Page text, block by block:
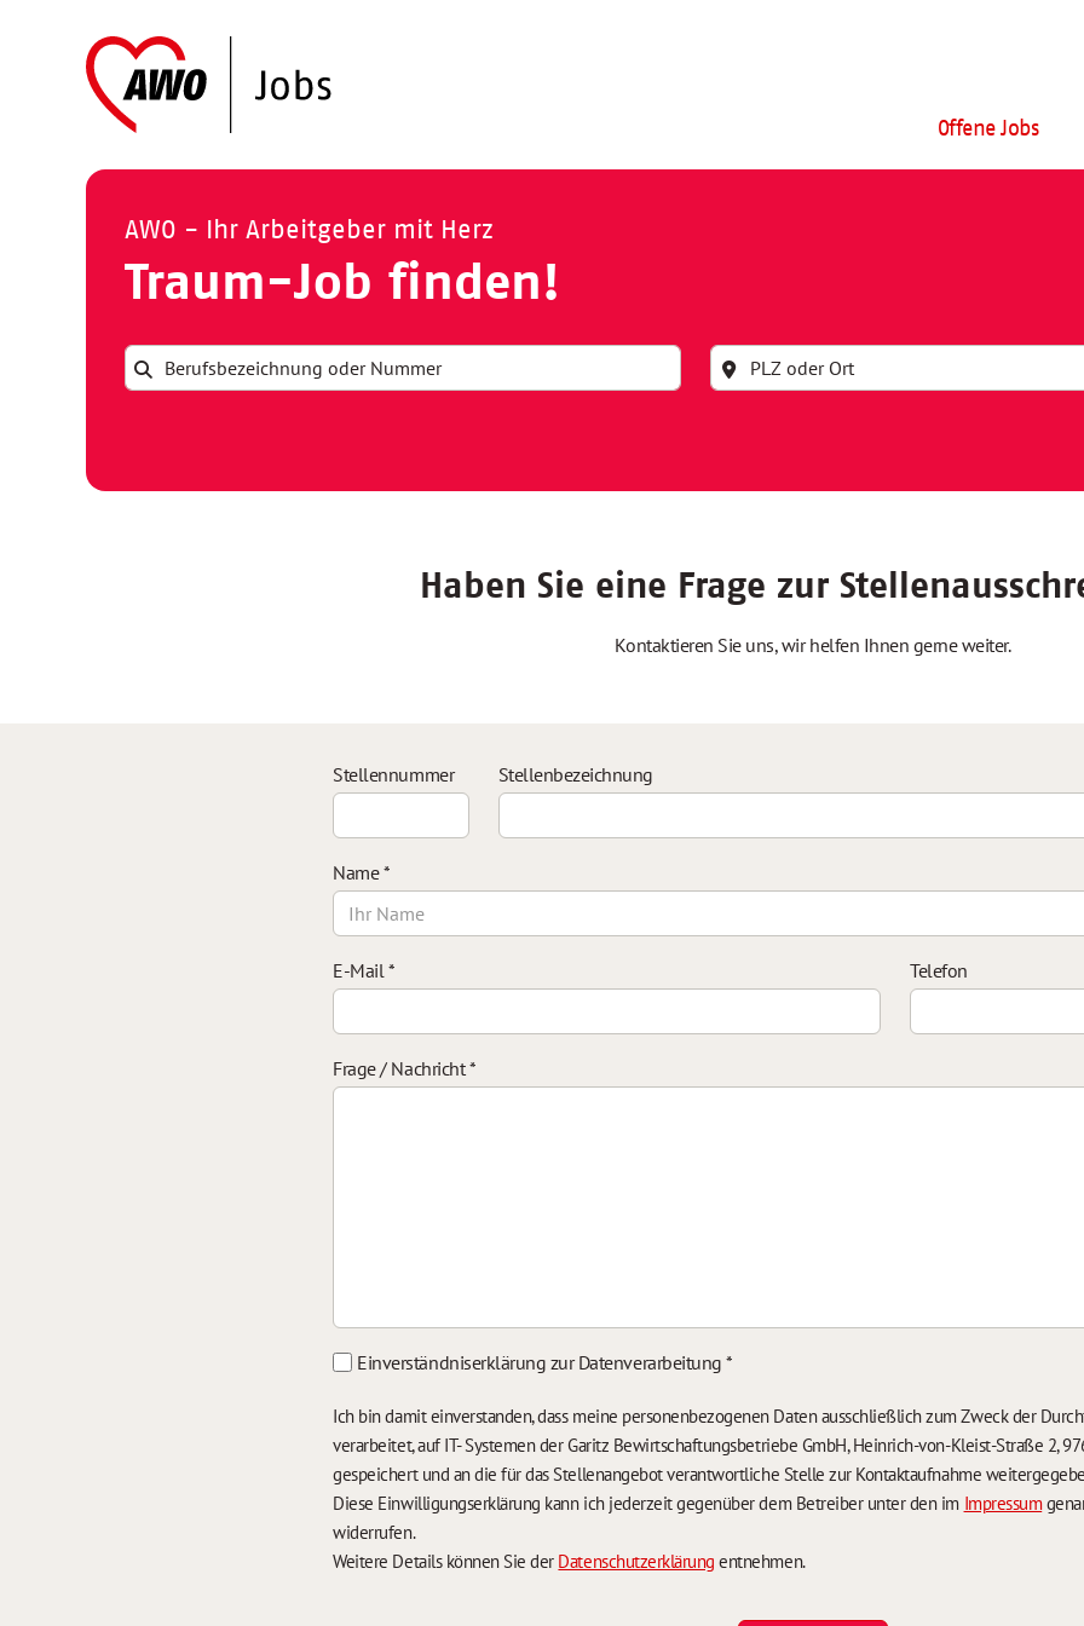
Offene Jobs
AWO - Ihr Arbeitgeber mit Herz
Traum-Job finden!
Haben Sie eine Frage zur
Kontaktieren Sie uns, wir helfen Ihnen gerne weiter.
Stellennummer Stellenbezeichnung
Name*
E-Mail* Telefon
Frage / Nachricht*
Einverständniserklärung zur Datenverarbeitung*
Ich bin damit einverstanden, dass meine personenbezogenen Daten ausschließlich zum Zweck der
verarbeitet, auf IT- Systemen der Garitz Bewirtschaftungsbetriebe GmbH, Heinrich-von-Kleist-Straße 2,
gespeichert und an die für das Stellenangebot verantwortliche Stelle zur Kontaktaufnahme
Diese Einwilligungserklärung kann ich jederzeit gegenüber dem Betreiber unter den im Impressum
widerrufen.
Weitere Details können Sie der Datenschutzerklärung entnehmen.